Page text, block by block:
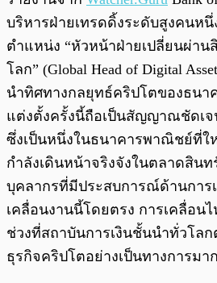
บริหารฝ่ายเทรดดิ้งระดับสูงคนห
ตำแหน่ง “หัวหน้าฝ่ายเปลี่ยนผ่า
โลก” (Global Head of Digital
นำทิศทางกลยุทธ์คริปโตของธนา
แต่งตั้งครั้งนี้ถือเป็นสัญญาณชัดเจน
ซึ่งเป็นหนึ่งในธนาคารพาณิชย์ที่ใ
กำลังเดินหน้าจริงจังในตลาดสิน
บุคลากรที่มีประสบการณ์ด้านการ
เคลื่อนงานนี้โดยตรง การเคลื่อน
ช่วงที่สถาบันการเงินชั้นนำทั่วโลก
ธุรกิจคริปโตอย่างเป็นทางการมา